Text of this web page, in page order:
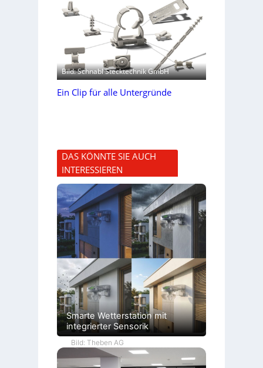
Bild: Schnabl Stecktechnik GmbH
Ein Clip für alle Untergründe
DAS KÖNNTE SIE AUCH
INTERESSIEREN
Smarte Wetterstation mit
integrierter Sensorik
Bild: Theben AG